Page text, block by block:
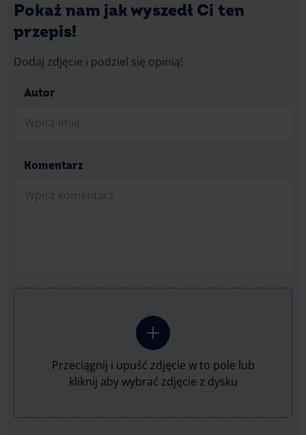
Pokaż nam jak wyszedł Ci ten
przepis!
Dodaj zdjęcie i podziel się opinią!
Autor
Komentarz
Przeciągnij i upuść zdjęcie w to pole lub
kliknij aby wybrać zdjęcie z dysku